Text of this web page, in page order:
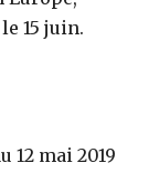
15 juin.
12 mai 2019